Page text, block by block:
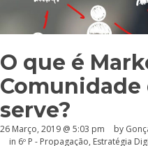
O que é
Comunidade
serve?
26 Março, 2019 @ 5:03 pm by
in 6º P - Propagação, Estratégia